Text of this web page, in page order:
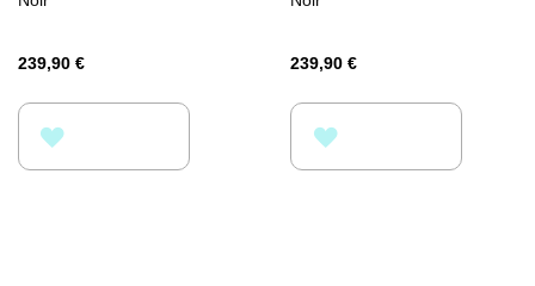
239,90 €
K
239,90 €
K